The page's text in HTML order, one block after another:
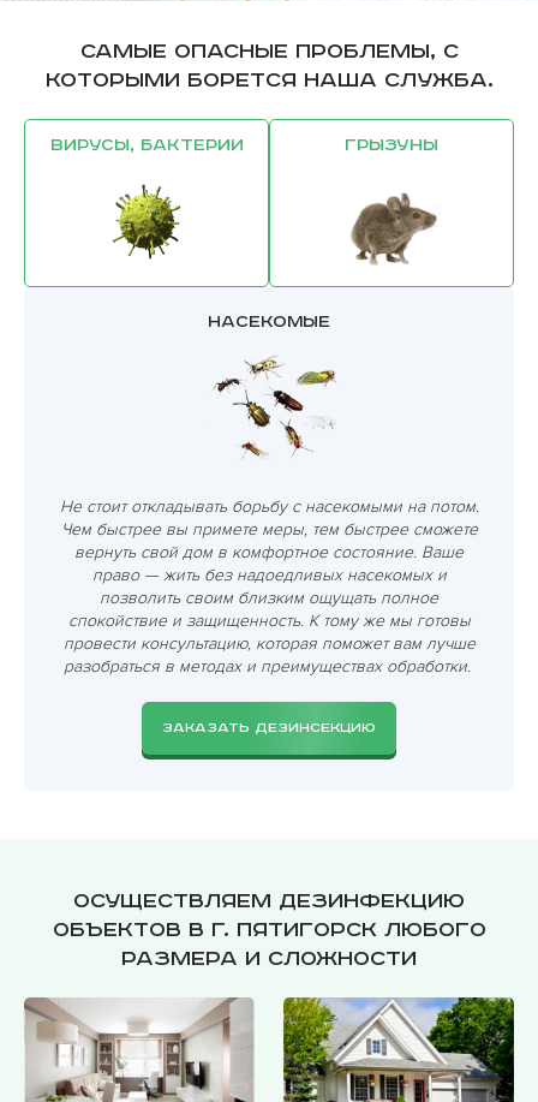
Самые опасные проблемы, с
которыми борется наша служба.
Вирусы, бактерии Грызуны
Насекомые
Не стоит откладывать борьбу с насекомыми на потом.
Чем быстрее вы примете меры, тем быстрее сможете
вернуть свой дом в комфортное состояние. Ваше
право — жить без надоедливых насекомых и
позволить своим близким ощущать полное
спокойствие и защищенность. К тому же мы готовы
провести консультацию, которая поможет вам лучше
разобраться в методах и преимуществах обработки.
ЗАКАЗАТЬ ДЕЗИНСЕКЦИЮ
Осуществляем дезинфекцию
объектов в г. Пятигорск любого
размера и сложности